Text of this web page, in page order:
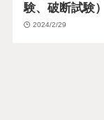
験、破断試験）
2024/2/29